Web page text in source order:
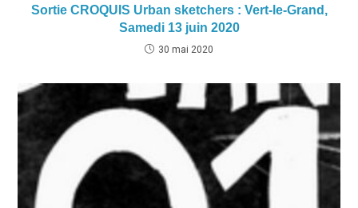
Sortie CROQUIS Urban sketchers : Vert-le-Grand,
Samedi 13 juin 2020
30 mai 2020